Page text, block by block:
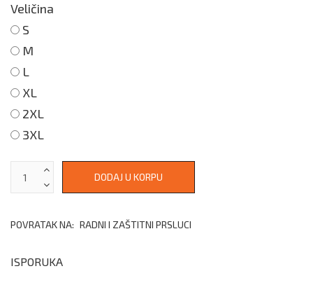
Veličina
S
M
L
XL
2XL
3XL
POVRATAK NA: RADNI I ZAŠTITNI PRSLUCI
ISPORUKA